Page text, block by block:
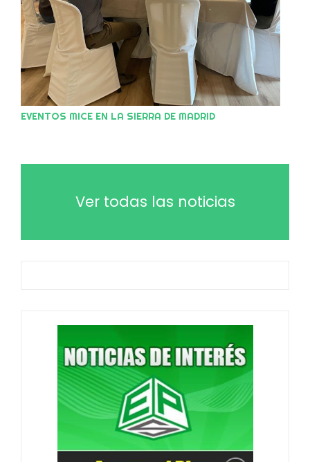
EVENTOS MICE EN LA SIERRA DE MADRID
Ver todas las noticias